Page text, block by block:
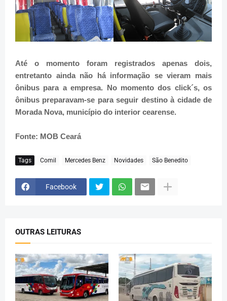
Até o momento foram registrados apenas dois,
entretanto ainda não há informação se vieram mais
ônibus para a empresa. No momento dos click´s, os
ônibus preparavam-se para seguir destino à cidade de
Morada Nova, município do interior cearense.
Fonte: MOB Ceará
Tags Comil Mercedes Benz Novidades São Benedito
Facebook
OUTRAS LEITURAS